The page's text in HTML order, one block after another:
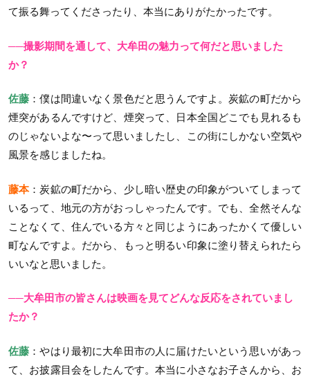
て振る舞ってくださったり、本当にありがたかったです。
──撮影期間を通して、大牟田の魅力って何だと思いました
か？
佐藤 ：僕は間違いなく景色だと思うんですよ。炭鉱の町だから
煙突があるんですけど、煙突って、日本全国どこでも見れるも
のじゃないよな〜って思いましたし、この街にしかない空気や
風景を感じましたね。
藤本：炭鉱の町だから、少し暗い歴史の印象がついてしまって
いるって、地元の方がおっしゃったんです。でも、全然そんな
ことなくて、住んでいる方々と同じようにあったかくて優しい
町なんですよ。だから、もっと明るい印象に塗り替えられたら
いいなと思いました。
──大牟田市の皆さんは映画を見てどんな反応をされていまし
たか？
佐藤 ：やはり最初に大牟田市の人に届けたいという思いがあっ
て、お披露目会をしたんです。本当に小さなお子さんから、お